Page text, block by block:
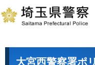
大宮西警察署ポ